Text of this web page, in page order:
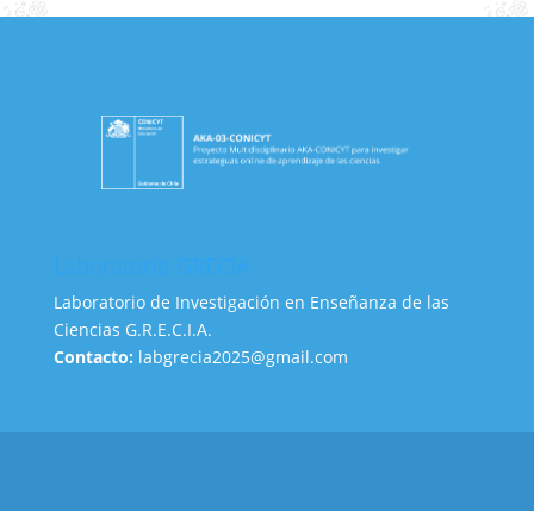
Laboratorio de Investigación en Enseñanza de las
Ciencias G.R.E.C.I.A.
Contacto: labgrecia2025@gmail.com